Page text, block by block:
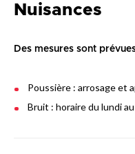
Nuisances
Des mesures sont
Poussière : arrosage et
Bruit : horaire du lundi